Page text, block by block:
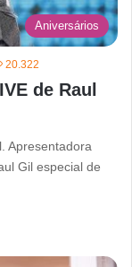
Aniversários
20.322
de Raul
Apresentadora
Gil especial de